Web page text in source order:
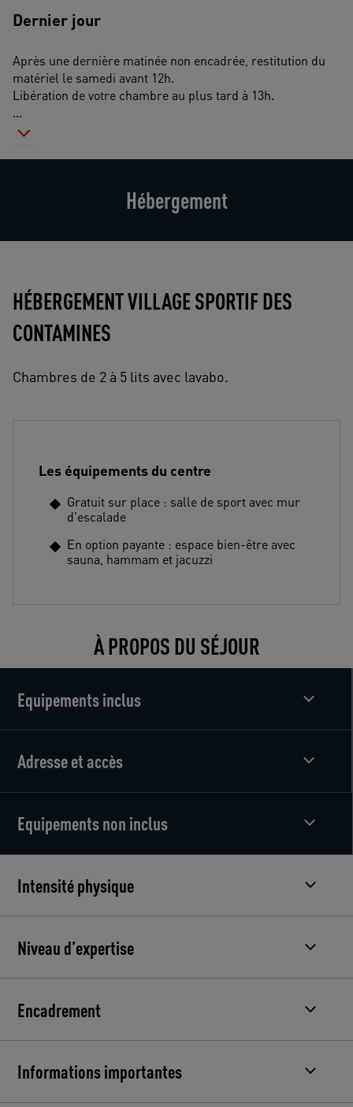
Dernier jour
Après une dernière matinée non encadrée, restitution du
matériel le samedi avant 12h.
Libération de votre chambre au plus tard à 13h.
...
Hébergement
HÉBERGEMENT VILLAGE SPORTIF DES
CONTAMINES
Chambres de 2 à 5 lits avec lavabo.
Les équipements du centre
Gratuit sur place : salle de sport avec mur
d'escalade
En option payante : espace bien-être avec
sauna, hammam et jacuzzi
À PROPOS DU SÉJOUR
Equipements inclus
Adresse et accès
Equipements non inclus
Intensité physique
Niveau d’expertise
Encadrement
Informations importantes